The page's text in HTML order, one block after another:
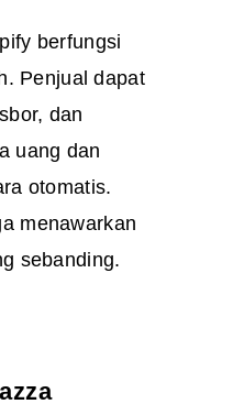
berfungsi
Penjual dapat
dan
uang dan
otomatis.
menawarkan
sebanding.